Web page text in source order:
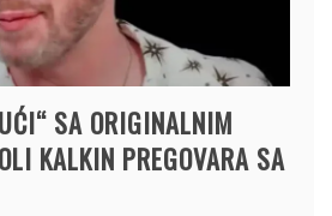
SA ORIGINALNIM
KALKIN PREGOVARA SA